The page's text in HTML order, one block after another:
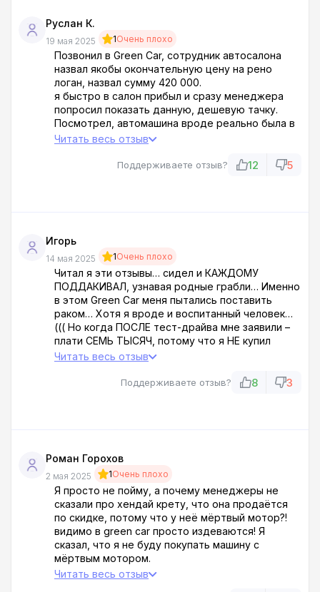
Руслан К.
19 мая 2025 1Очень плохо
Позвонил в Green Car, сотрудник автосалона
назвал якобы окончательную цену на рено
логан, назвал сумму 420 000.
я быстро в салон прибыл и сразу менеджера
попросил показать данную, дешевую тачку.
Посмотрел, автомашина вроде реально была в
неплохом состоянии.
кассы, как говорится, а мне говорят, что машина
Читать весь отзыв
Поддерживаете отзыв? 12 5
Игорь
14 мая 2025 1Очень плохо
Читал я эти отзывы… сидел и КАЖДОМУ
ПОДДАКИВАЛ, узнавая родные грабли… Именно
в этом Green Car меня пытались поставить
раком… Хотя я вроде и воспитанный человек…
((( Но когда ПОСЛЕ тест-драйва мне заявили –
плати СЕМЬ ТЫСЯЧ, потому что я НЕ купил
тачку… вот тут у меня иПОПЕРЛО!!! Семь штук!!!
МАТОМ на них орать и слать ПОДАЛЬШЕ, только
Читать весь отзыв
Поддерживаете отзыв? 8 3
Роман Горохов
2 мая 2025 1Очень плохо
Я просто не пойму, а почему менеджеры не
сказали про хендай крету, что она продаётся
по скидке, потому что у неё мёртвый мотор?!
видимо в green car просто издеваются! Я
сказал, что я не буду покупать машину с
мёртвым мотором.
А мне сказали, что автомобиль нормальный
Читать весь отзыв